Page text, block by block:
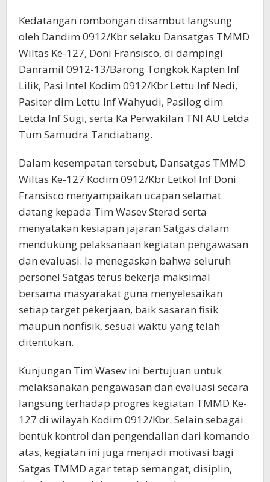
Kedatangan rombongan disambut langsung
oleh Dandim 0912/Kbr selaku Dansatgas TMMD
Wiltas Ke-127, Doni Fransisco, di dampingi
Danramil 0912-13/Barong Tongkok Kapten Inf
Lilik, Pasi Intel Kodim 0912/Kbr Lettu Inf Nedi,
Pasiter dim Lettu Inf Wahyudi, Pasilog dim
Letda Inf Sugi, serta Ka Perwakilan TNI AU Letda
Tum Samudra Tandiabang.
Dalam kesempatan tersebut, Dansatgas TMMD
Wiltas Ke-127 Kodim 0912/Kbr Letkol Inf Doni
Fransisco menyampaikan ucapan selamat
datang kepada Tim Wasev Sterad serta
menyatakan kesiapan jajaran Satgas dalam
mendukung pelaksanaan kegiatan pengawasan
dan evaluasi. Ia menegaskan bahwa seluruh
personel Satgas terus bekerja maksimal
bersama masyarakat guna menyelesaikan
setiap target pekerjaan, baik sasaran fisik
maupun nonfisik, sesuai waktu yang telah
ditentukan.
Kunjungan Tim Wasev ini bertujuan untuk
melaksanakan pengawasan dan evaluasi secara
langsung terhadap progres kegiatan TMMD Ke-
127 di wilayah Kodim 0912/Kbr. Selain sebagai
bentuk kontrol dan pengendalian dari komando
atas, kegiatan ini juga menjadi motivasi bagi
Satgas TMMD agar tetap semangat, disiplin,